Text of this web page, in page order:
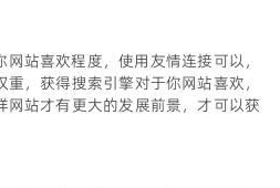
站喜欢程度，使用友情连接可以，
，获得搜索引擎对于你网站喜欢，
站才有更大的发展前景，才可以获